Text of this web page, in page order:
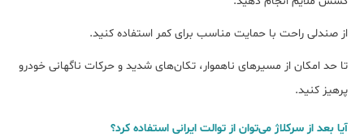
از صندلی راحت با حمایت مناسب برای کمر استفاده کنید.
تا حد امکان از مسیرهای ناهموار، تکان‌های شدید و حرکات ناگهانی خودرو
پرهیز کنید.
آیا بعد از سرکلاژ می‌توان از توالت ایرانی استفاده کرد؟